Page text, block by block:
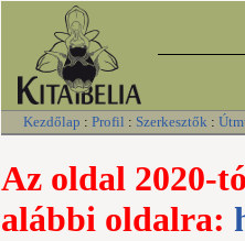
Kezdőlap : Profil : Szerkesztők :
Az oldal 2020-
alábbi oldalra: